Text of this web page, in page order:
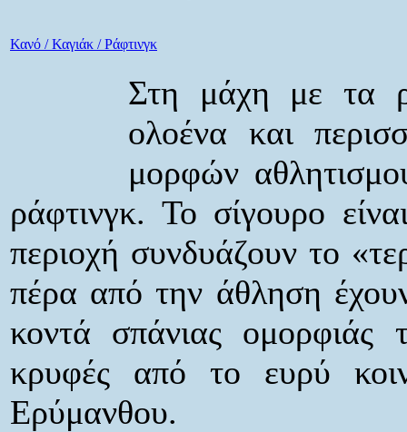
Κανό / Καγιάκ / Ράφτινγκ
Στη μάχη με τα
ολοένα και
μορφών
ράφτινγκ. Το σίγουρο
περιοχή συνδυάζουν το
πέρα από την άθληση
κοντά σπάνιας ομορφιάς
κρυφές από το ευρύ
Ερύμανθου.